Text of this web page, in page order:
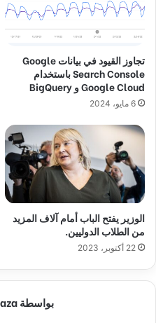
تجاوز القيود في بيانات Google
Search Console باستخدام
Google Cloud و BigQuery
6 مايو، 2024
الوزير يفتح الباب أمام آلاف المزيد
من الطلاب الدوليين.
22 أكتوبر، 2023
بواسطة Adam Mortaza